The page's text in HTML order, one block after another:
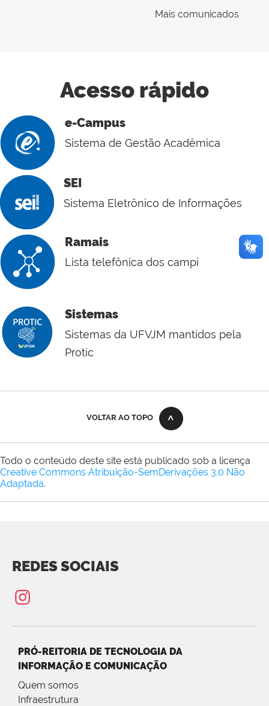
Mais comunicados
Acesso rápido
e-Campus
Sistema de Gestão Acadêmica
SEI
Sistema Eletrônico de Informações
Ramais
Lista telefônica dos campi
Sistemas
Sistemas da UFVJM mantidos pela
Protic
VOLTAR AO TOPO
Todo o conteúdo deste site está publicado sob a licença
Creative Commons Atribuição-SemDerivações 3.0 Não
Adaptada.
REDES SOCIAIS
PRÓ-REITORIA DE TECNOLOGIA DA
INFORMAÇÃO E COMUNICAÇÃO
Quem somos
Infraestrutura